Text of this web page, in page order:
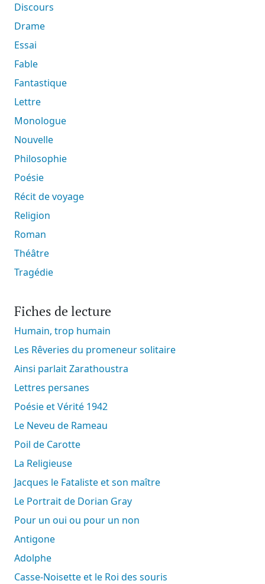
Discours
Drame
Essai
Fable
Fantastique
Lettre
Monologue
Nouvelle
Philosophie
Poésie
Récit de voyage
Religion
Roman
Théâtre
Tragédie
Fiches de lecture
Humain, trop humain
Les Rêveries du promeneur solitaire
Ainsi parlait Zarathoustra
Lettres persanes
Poésie et Vérité 1942
Le Neveu de Rameau
Poil de Carotte
La Religieuse
Jacques le Fataliste et son maître
Le Portrait de Dorian Gray
Pour un oui ou pour un non
Antigone
Adolphe
Casse-Noisette et le Roi des souris